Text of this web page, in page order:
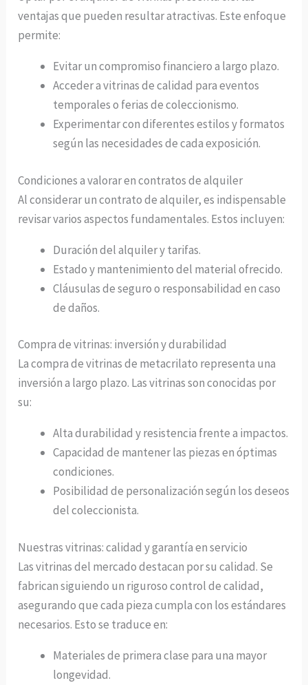
ventajas que pueden resultar atractivas. Este enfoque
permite:
Evitar un compromiso financiero a largo plazo.
Acceder a vitrinas de calidad para eventos
temporales o ferias de coleccionismo.
Experimentar con diferentes estilos y formatos
según las necesidades de cada exposición.
Condiciones a valorar en contratos de alquiler
Al considerar un contrato de alquiler, es indispensable
revisar varios aspectos fundamentales. Estos incluyen:
Duración del alquiler y tarifas.
Estado y mantenimiento del material ofrecido.
Cláusulas de seguro o responsabilidad en caso
de daños.
Compra de vitrinas: inversión y durabilidad
La compra de vitrinas de metacrilato representa una
inversión a largo plazo. Las vitrinas son conocidas por
su:
Alta durabilidad y resistencia frente a impactos.
Capacidad de mantener las piezas en óptimas
condiciones.
Posibilidad de personalización según los deseos
del coleccionista.
Nuestras vitrinas: calidad y garantía en servicio
Las vitrinas del mercado destacan por su calidad. Se
fabrican siguiendo un riguroso control de calidad,
asegurando que cada pieza cumpla con los estándares
necesarios. Esto se traduce en:
Materiales de primera clase para una mayor
longevidad.